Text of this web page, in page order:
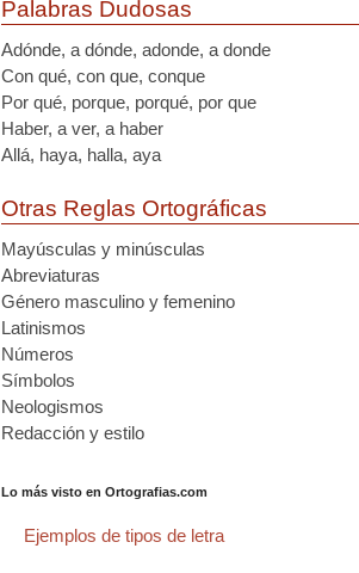
Palabras Dudosas
Adónde, a dónde, adonde, a donde
Con qué, con que, conque
Por qué, porque, porqué, por que
Haber, a ver, a haber
Allá, haya, halla, aya
Otras Reglas Ortográficas
Mayúsculas y minúsculas
Abreviaturas
Género masculino y femenino
Latinismos
Números
Símbolos
Neologismos
Redacción y estilo
Lo más visto en Ortografias.com
Ejemplos de tipos de letra